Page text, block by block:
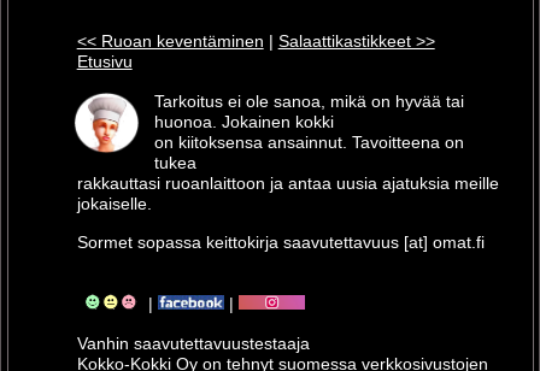
<< Ruoan keventäminen
Salaattikastikkeet >>
Etusivu
Tarkoitus ei ole sanoa, mikä on hyvää tai
huonoa. Jokainen kokki
on kiitoksensa ansainnut. Tavoitteena on
tukea
rakkauttasi ruoanlaittoon ja antaa uusia ajatuksia meille
jokaiselle.
Sormet sopassa keittokirja saavutettavuus [at] omat.fi
Vanhin saavutettavuus­testaaja
Kokko-Kokki Oy on tehnyt suomessa verkkosivustojen